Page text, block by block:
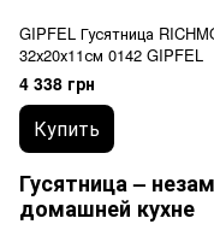
GIPFEL Гусятница
32х20х11см 0142 GIPFEL
4 338 грн
Купить
Гусятница –
домашней кухне